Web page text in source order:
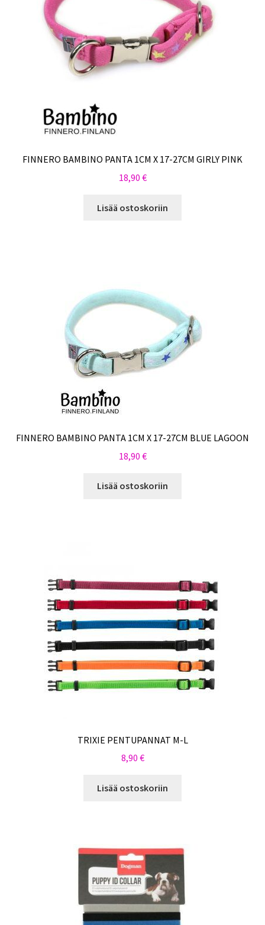
FINNERO BAMBINO PANTA 1CM X 17-27CM GIRLY PINK
18,90 €
Lisää ostoskoriin
FINNERO BAMBINO PANTA 1CM X 17-27CM BLUE LAGOON
18,90 €
Lisää ostoskoriin
TRIXIE PENTUPANNAT M-L
8,90 €
Lisää ostoskoriin